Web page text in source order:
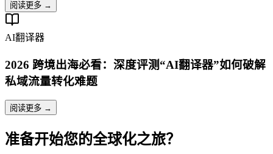
阅读更多 →
AI翻译器
2026 跨境出海必看：深度评测“AI翻译器”如何破解
私域流量转化难题
阅读更多 →
准备开始您的全球化之旅？